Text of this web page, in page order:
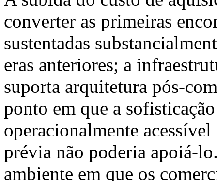
converter as primeiras
sustentadas
eras anteriores; a
suporta arquitetura pós-
ponto em que a
operacionalmente
prévia não poderia apoiá-
ambiente em que os